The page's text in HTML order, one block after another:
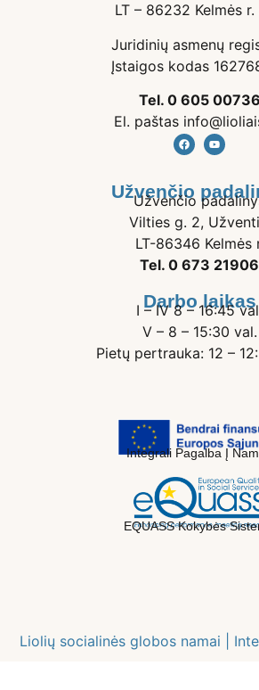
LT – 86232 Kelmės r.
Juridinių asmenų
Įstaigos kodas
Tel. 0 605 00736
El. paštas
Užvenčio
Užvenčio
Vilties g. 2,
LT-86346 Kelmės
Tel. 0 673 21906
Darbo laikas
I – IV 8 – 16:45
V – 8 – 15:30 val.
Pietų pertrauka: 12 –
Integrali Pagalba Į
EQUASS Kokybės
Liolių socialinės globos namai |